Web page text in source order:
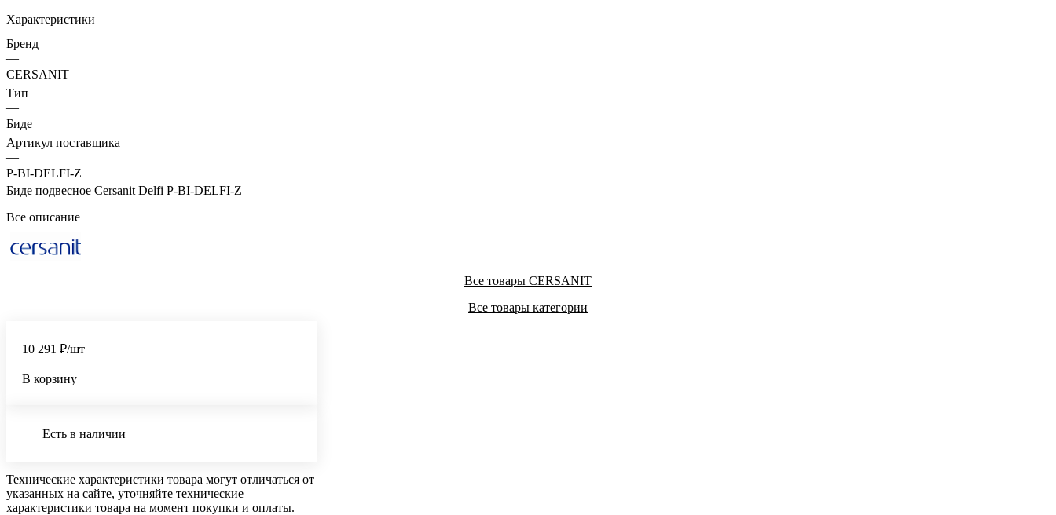
Характеристики
Бренд
—
CERSANIT
Тип
—
Биде
Артикул поставщика
—
P-BI-DELFI-Z
Биде подвесное Cersanit Delfi P-BI-DELFI-Z
Все описание
Все товары CERSANIT
Все товары категории
10 291 ₽/шт
В корзину
Есть в наличии
Технические характеристики товара могут отличаться от
указанных на сайте, уточняйте технические
характеристики товара на момент покупки и оплаты.